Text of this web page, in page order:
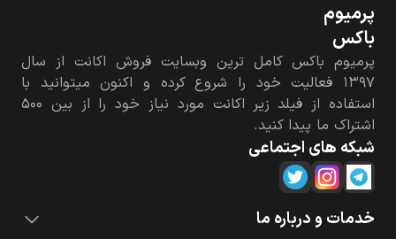
پرمیوم‌
باکس
پرمیوم باکس کامل ترین وبسایت فروش اکانت از سال
۱۳۹۷ فعالیت خود را شروع کرده و اکنون میتوانید با
استفاده از فیلد زیر اکانت مورد نیاز خود را از بین ۵۰۰
اشتراک ما پیدا کنید.
شبکه های اجتماعی
خدمات و درباره ما